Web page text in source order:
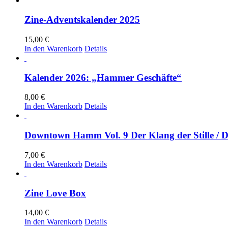
Zine-Adventskalender 2025
15,00 €
In den Warenkorb Details
Kalender 2026: „Hammer Geschäfte“
8,00 €
In den Warenkorb Details
Downtown Hamm Vol. 9 Der Klang der Stille /
7,00 €
In den Warenkorb Details
Zine Love Box
14,00 €
In den Warenkorb Details